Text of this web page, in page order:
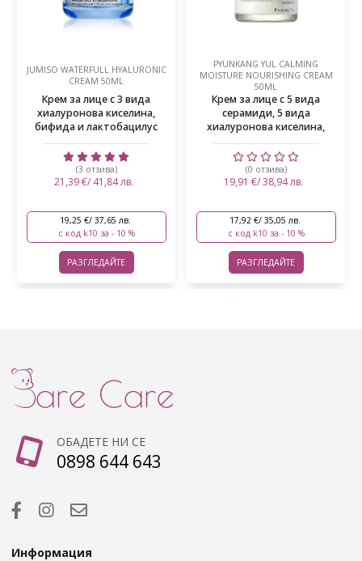
JUMISO WATERFULL HYALURONIC
CREAM 50ML
Крем за лице с 3 вида
хиалуронова киселина,
бифида и лактобацилус
(3 отзива)
21,39 €/ 41,84 лв.
19,25 €/ 37,65 лв.
с код k10 за - 10 %
РАЗГЛЕДАЙТЕ
PYUNKANG YUL CALMING
MOISTURE NOURISHING CREAM
50ML
Крем за лице с 5 вида
серамиди, 5 вида
хиалуронова киселина,
сква...
(0 отзива)
19,91 €/ 38,94 лв.
17,92 €/ 35,05 лв.
с код k10 за - 10 %
РАЗГЛЕДАЙТЕ
ОБАДЕТЕ НИ СЕ
0898 644 643
Информация